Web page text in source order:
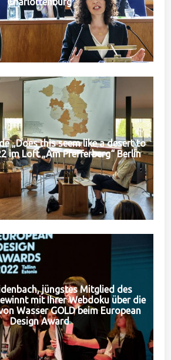
„Does this seem like a desert to
im Loft „Am Pfefferberg“ Berlin
jüngstes Mitglied des
mit Ihrer Webdoku über die
Wasser GOLD beim European
Design Award